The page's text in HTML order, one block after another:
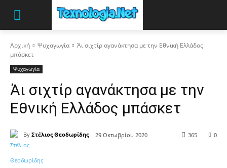
Αρχική Ψυχαγωγία
Άι σιχτίρ αγανάκτησα με την Εθνική Ελλάδος
μπάσκετ
Ψυχαγωγία
Άι σιχτίρ αγανάκτησα με την
Εθνική Ελλάδος μπάσκετ
By Στέλιος Θεοδωρίδης 29 Οκτωβρίου 2020 0
365